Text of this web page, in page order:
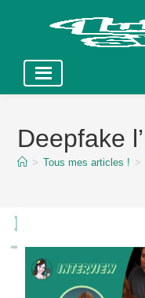
contentDeepfake
> Tous mes articles ! >